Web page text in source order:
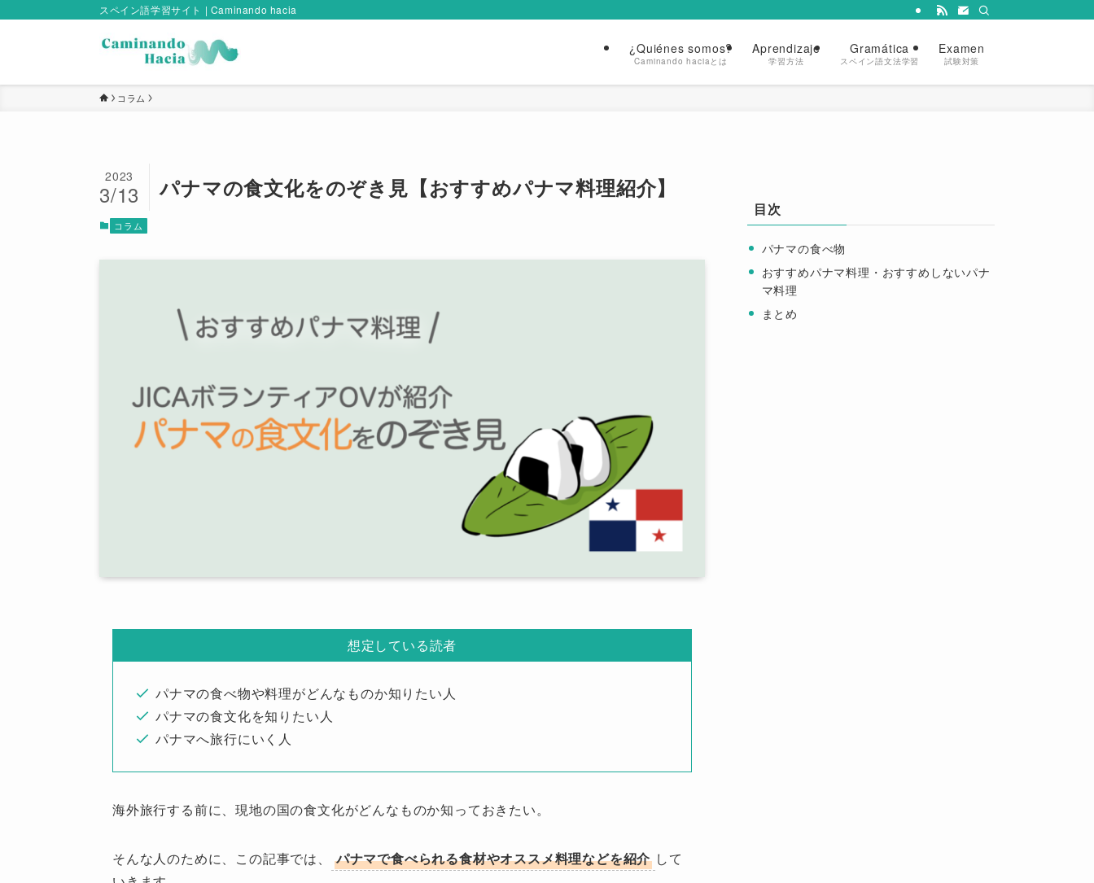
スペイン語学習サイト | Caminando hacia
¿Quiénes somos?
Caminando haciaとは
Aprendizaje
学習方法
Gramática
スペイン語文法学習
Examen
試験対策
コラム
パナマの食文化をのぞき見【おすすめパナマ料理紹介】
2023
3/13
コラム
想定している読者
パナマの食べ物や料理がどんなものか知りたい人
パナマの食文化を知りたい人
パナマへ旅行にいく人
海外旅行する前に、現地の国の食文化がどんなものか知っておきたい。
そんな人のために、この記事では、 パナマで食べられる食材やオススメ料理などを紹介 して
目次
パナマの食べ物
おすすめパナマ料理・おすすめしないパナ
マ料理
まとめ